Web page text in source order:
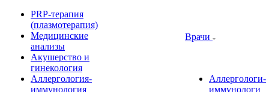
PRP-терапия
(плазмотерапия)
Медицинские
анализы
Акушерство и
гинекология
Аллергология-
иммунология
Врачи
Аллергологи-
иммунологи